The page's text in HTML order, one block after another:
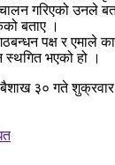
गरिएको उनले
बताए ।
पक्ष र एमाले
स्थगित भएको हो ।
३० गते शुक्रवार